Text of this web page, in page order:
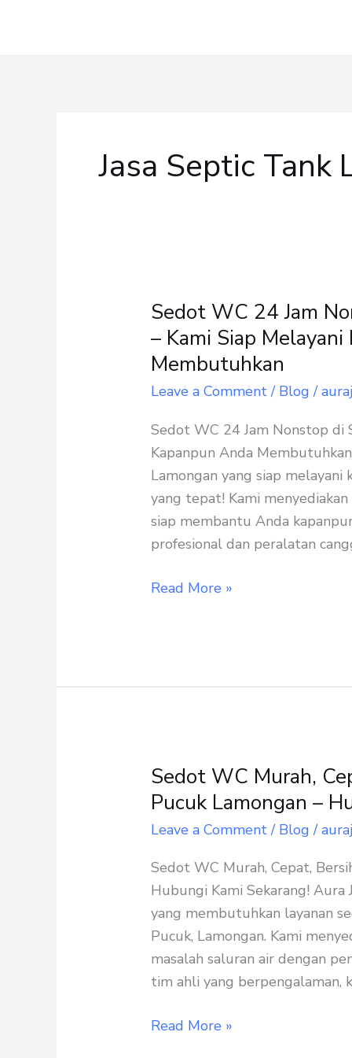
Jasa Septic Tank
Sedot WC 24 Jam
– Kami Siap
Membutuhkan
Leave a Comment / Blog /
Sedot WC 24 Jam Nonstop di
Kapanpun Anda
Lamongan yang siap melayani
yang tepat! Kami
siap membantu Anda
profesional dan peralatan
Sedot
WC
24
Nonstop
di
Solokuro
Lamongan
–
Kami
Siap
Kapanpun
Read More »
Sedot WC Murah,
Pucuk Lamongan –
Leave a Comment / Blog /
Sedot WC Murah, Cepat,
Hubungi Kami Sekarang!
yang membutuhkan layanan
Pucuk, Lamongan. Kami
masalah saluran air dengan
tim ahli yang berpengalaman,
Sedot
WC
Bersih,
dan
Aman
di
Pucuk
Lamongan
Hubungi
Read More »